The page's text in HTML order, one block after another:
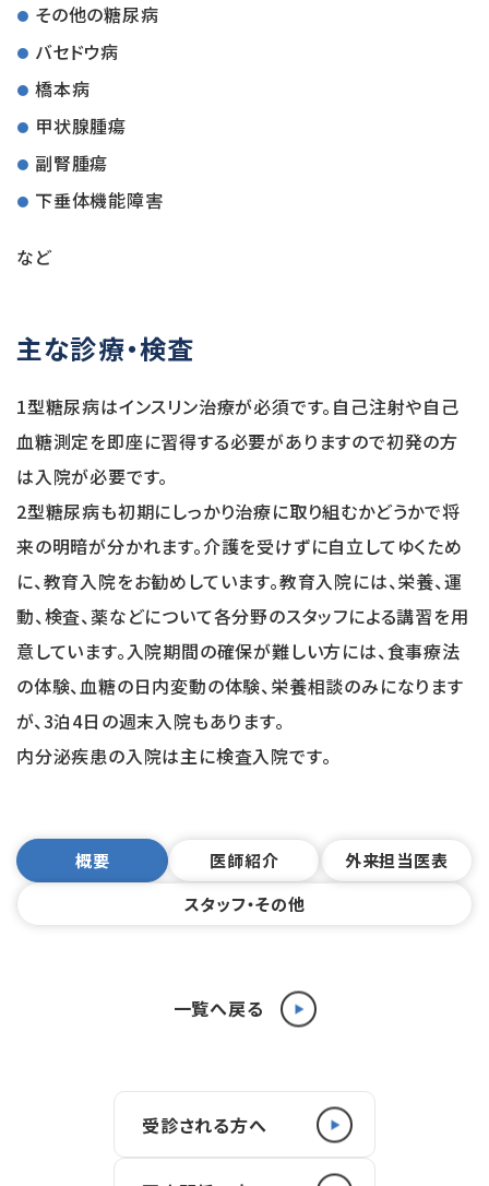
その他の糖尿病
バセドウ病
橋本病
甲状腺腫瘍
副腎腫瘍
下垂体機能障害
など
主な診療・検査
1型糖尿病はインスリン治療が必須です。自己注射や自己
血糖測定を即座に習得する必要がありますので初発の方
は入院が必要です。
2型糖尿病も初期にしっかり治療に取り組むかどうかで将
来の明暗が分かれます。介護を受けずに自立してゆくため
に、教育入院をお勧めしています。教育入院には、栄養、運
動、検査、薬などについて各分野のスタッフによる講習を用
意しています。入院期間の確保が難しい方には、食事療法
の体験、血糖の日内変動の体験、栄養相談のみになります
が、3泊4日の週末入院もあります。
内分泌疾患の入院は主に検査入院です。
概要 医師紹介
外来担当医表
スタッフ・その他
一覧へ戻る
受診される方へ